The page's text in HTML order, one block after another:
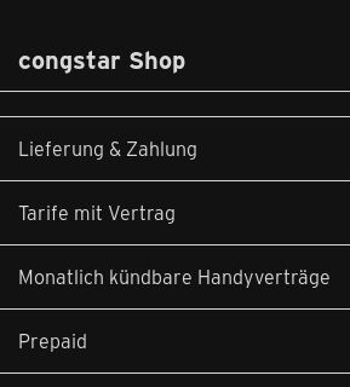
congstar Shop
Lieferung & Zahlung
Tarife mit Vertrag
Monatlich kündbare Handyverträge
Prepaid